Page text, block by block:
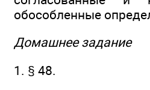
обособленные
Домашнее задание
1. § 48.